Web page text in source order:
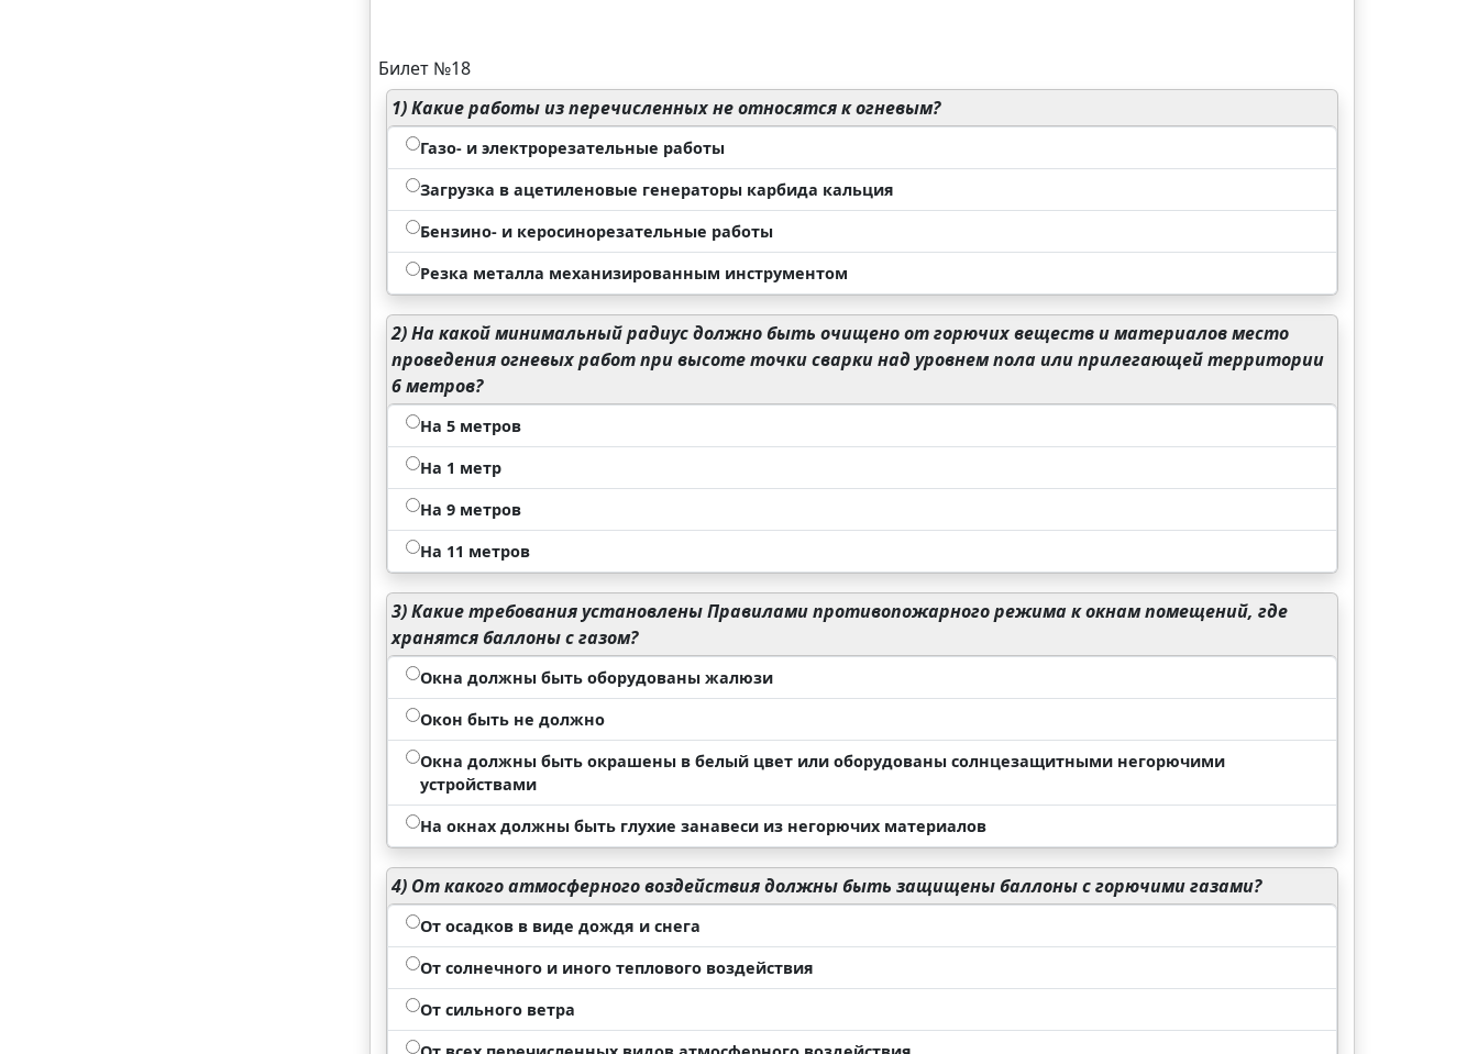
Билет №18
1)Какие работы из перечисленных не относятся к огневым?
Газо- и электрорезательные работы
Загрузка в ацетиленовые генераторы карбида кальция
Бензино- и керосинорезательные работы
Резка металла механизированным инструментом
2)На какой минимальный радиус должно быть очищено от горючих веществ и материалов место
проведения огневых работ при высоте точки сварки над уровнем пола или прилегающей территории
6 метров?
На 5 метров
На 1 метр
На 9 метров
На 11 метров
3)Какие требования установлены Правилами противопожарного режима к окнам помещений, где
хранятся баллоны с газом?
Окна должны быть оборудованы жалюзи
Окон быть не должно
Окна должны быть окрашены в белый цвет или оборудованы солнцезащитными негорючими
устройствами
На окнах должны быть глухие занавеси из негорючих материалов
4) От какого атмосферного воздействия должны быть защищены баллоны с горючими газами?
От осадков в виде дождя и снега
От солнечного и иного теплового воздействия
От сильного ветра